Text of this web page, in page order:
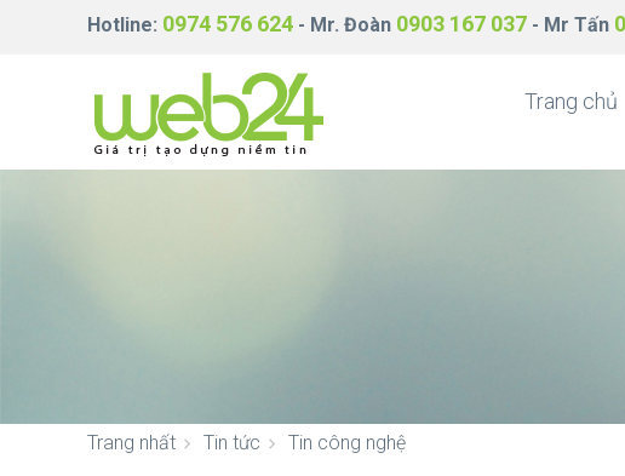
Trang chủ
Hotline: 0974 576 624 - Mr. Đoàn 0903 167 037 - Mr Tấn
Trang nhất Tin tức Tin công nghệ